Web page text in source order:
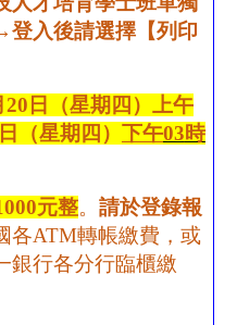
入後請選擇【列印
20 日（星期四）上午
日（星期 四 ） 下午03時
元整。請於登錄報
各ATM轉帳繳費，或
銀行各分行臨櫃繳